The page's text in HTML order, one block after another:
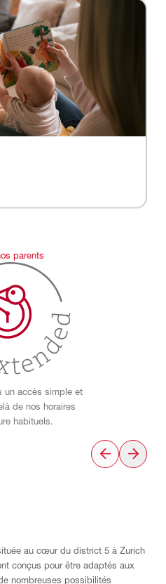
parents
un accès simple et
de nos horaires
habituels.
au cœur du district 5 à Zurich
conçus pour être adaptés aux
nombreuses possibilités